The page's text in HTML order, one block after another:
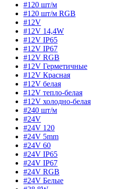
#120 шт/м
#120 шт/м RGB
#12V
#12V 14,4W
#12V IP65
#12V IP67
#12V RGB
#12V Герметичные
#12V Красная
#12V белая
#12V тепло-белая
#12V холодно-белая
#240 шт/м
#24V
#24V 120
#24V 5mm
#24V 60
#24V IP65
#24V IP67
#24V RGB
#24V Белые